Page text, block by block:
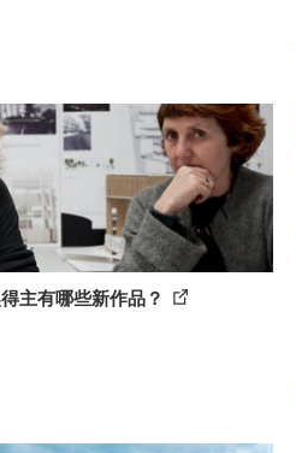
主有哪些新作品？